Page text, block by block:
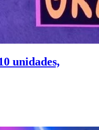
unidades,